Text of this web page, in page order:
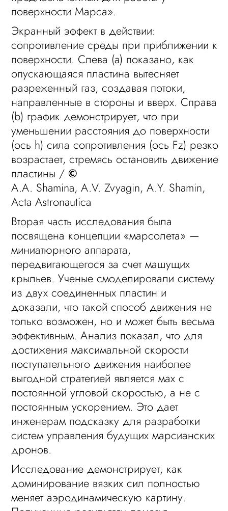
поверхности Марса».
Экранный эффект в действии:
сопротивление среды при приближении к
поверхности. Слева (a) показано, как
опускающаяся пластина вытесняет
разреженный газ, создавая потоки,
направленные в стороны и вверх. Справа
(b) график демонстрирует, что при
уменьшении расстояния до поверхности
(ось h) сила сопротивления (ось Fz) резко
возрастает, стремясь остановить движение
пластины /©
A.A. Shamina, A.V. Zvyagin, A.Y. Shamin,
Acta Astronautica
Вторая часть исследования была
посвящена концепции «марсолета» —
миниатюрного аппарата,
передвигающегося за счет машущих
крыльев. Ученые смоделировали систему
из двух соединенных пластин и
доказали, что такой способ движения не
только возможен, но и может быть весьма
эффективным. Анализ показал, что для
достижения максимальной скорости
поступательного движения наиболее
выгодной стратегией является мах с
постоянной угловой скоростью, а не с
постоянным ускорением. Это дает
инженерам подсказку для разработки
систем управления будущих марсианских
дронов.
Исследование демонстрирует, как
доминирование вязких сил полностью
меняет аэродинамическую картину.